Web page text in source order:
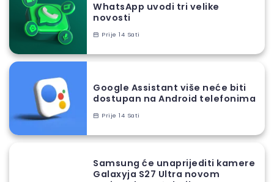
WhatsApp uvodi tri velike
novosti
Prije 14 Sati
Google Assistant više neće biti
dostupan na Android telefonima
Prije 14 Sati
Samsung će unaprijediti kamere
Galaxyja S27 Ultra novom